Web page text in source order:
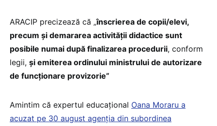
ARACIP precizează că „înscrierea de copii/elevi,
precum și demararea activității didactice sunt
posibile numai după finalizarea procedurii, conform
legii, și emiterea ordinului ministrului de autorizare
de funcționare provizorie”
Amintim că expertul educațional Oana Moraru a
acuzat pe 30 august agenția din subordinea